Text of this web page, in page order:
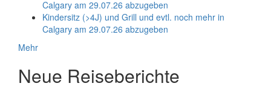
Calgary am 29.07.26 abzugeben
Kindersitz (>4J) und Grill und evtl. noch mehr in
Calgary am 29.07.26 abzugeben
Mehr
Neue Reiseberichte